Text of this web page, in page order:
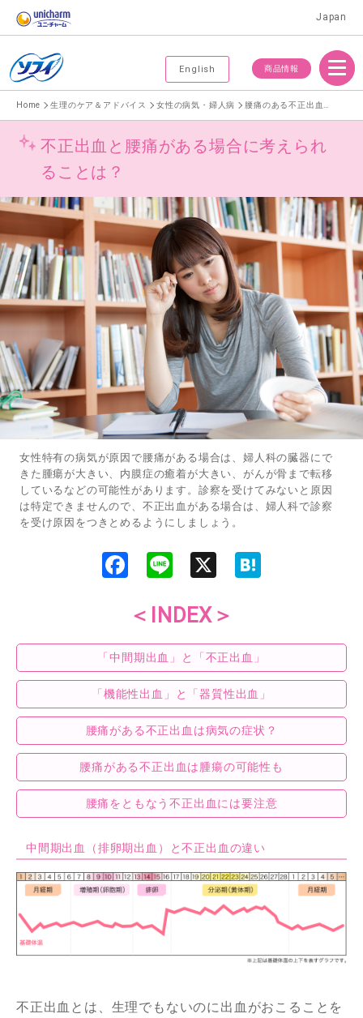
Japan
English 商品情報
Menu
Home 生理のケア＆アドバイス 女性の病気・婦人病
不正出血と腰痛がある場合に考えられ
ることは？
女性特有の病気が原因で腰痛がある場合は、婦人科の臓器にで
きた腫瘍が大きい、内膜症の癒着が大きい、がんが骨まで転移
しているなどの可能性があります。診察を受けてみないと原因
は特定できませんので、不正出血がある場合は、婦人科で診察
を受け原因をつきとめるようにしましょう。
F
o
k
L
＜INDEX＞
「中間期出血」と「不正出血」
「機能性出血」と「器質性出血」
腰痛がある不正出血は病気の症状？
腰痛がある不正出血は腫瘍の可能性も
腰痛をともなう不正出血には要注意
中間期出血（排卵期出血）と不正出血の違い
不正出血とは、生理でもないのに出血がおこることを